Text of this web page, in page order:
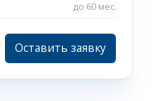
до 60 мес.
Оставить заявку